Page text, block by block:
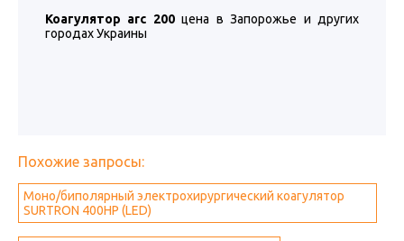
Коагулятор arc 200цена в Запорожье и других
городах Украины
Похожие запросы:
Моно/биполярный электрохирургический коагулятор
SURTRON 400HP (LED)